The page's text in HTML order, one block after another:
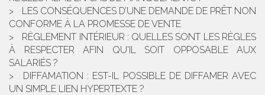
LES CONSÉQUENCES D’UNE DEMANDE DE PRÊT NON
CONFORME À LA PROMESSE DE VENTE
RÈGLEMENT INTÉRIEUR : QUELLES SONT LES RÈGLES
À RESPECTER AFIN QU'IL SOIT OPPOSABLE AUX
SALARIÉS ?
DIFFAMATION : EST-IL POSSIBLE DE DIFFAMER AVEC
UN SIMPLE LIEN HYPERTEXTE ?